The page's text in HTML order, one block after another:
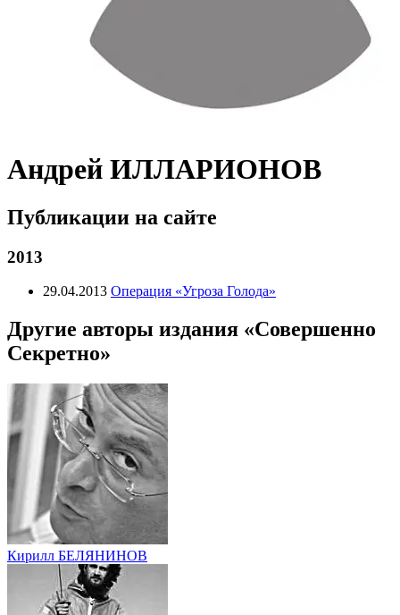
Андрей ИЛЛАРИОНОВ
Публикации на сайте
2013
29.04.2013 Операция «Угроза Голода»
Другие авторы издания «Совершенно
Секретно»
Кирилл БЕЛЯНИНОВ